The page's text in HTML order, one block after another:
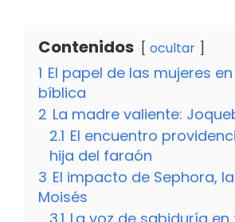
Contenidos ocultar
1 El papel de las mujeres
bíblica
2 La madre valiente:
2.1 El encuentro
hija del faraón
3 El impacto de Sephora,
Moisés